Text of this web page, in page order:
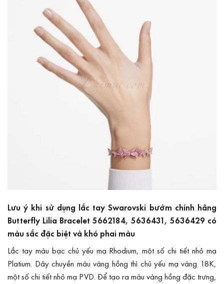
Lưu ý khi sử dụng lắc tay Swarovski bướm chính hãng
Butterfly Lilia Bracelet 5662184, 5636431, 5636429 có
màu sắc đặc biệt và khó phai màu
Lắc tay màu bạc chủ yếu mạ Rhodium, một số chi tiết nhỏ mạ
Platium. Dây chuyền màu vàng hồng thì chủ yếu mạ vàng 18K,
một số chi tiết nhỏ mạ PVD. Để tạo ra màu vàng hồng đặc trưng,